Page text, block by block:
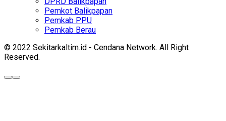
Pemkot Balikpapan
Pemkab PPU
Pemkab Berau
© 2022 Sekitarkaltim.id - Cendana Network. All Right
Reserved.